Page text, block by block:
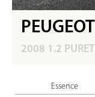
2008 1.2
Essence